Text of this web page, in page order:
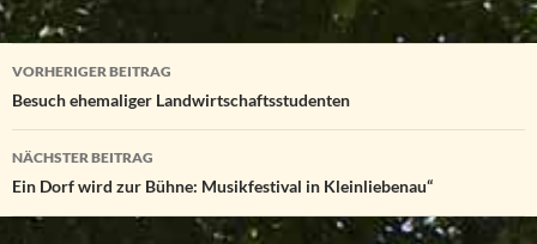
Beitragsnavigation
VORHERIGER BEITRAG
Besuch ehemaliger Landwirtschaftsstudenten
NÄCHSTER BEITRAG
Ein Dorf wird zur Bühne: Musikfestival in Kleinliebenau“